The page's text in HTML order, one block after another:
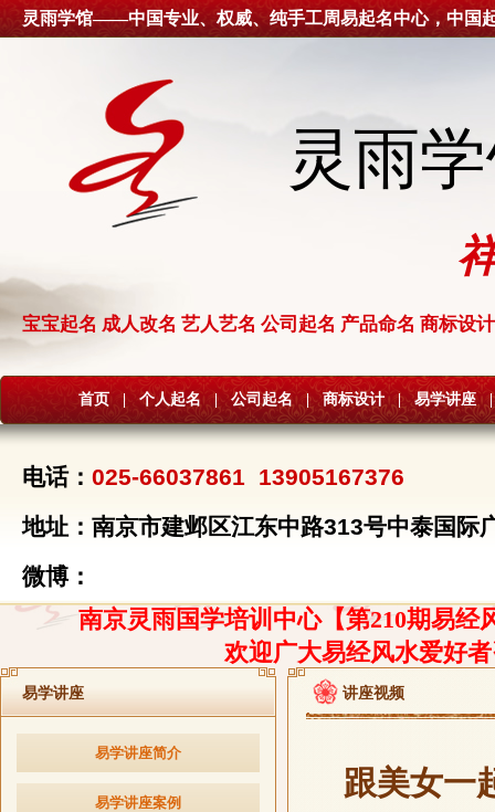
灵雨学馆——中国专业、权威、纯手工周易起名中心，中国
灵雨
宝宝起名 成人改名 艺人艺名 公司起名 产品命名 商标设计
首页 | 个人起名 | 公司起名 | 商标设计 | 易学讲座 |
电话： 025-66037861 13905167376
地址：南京市建邺区江东中路313号中泰国际
微博：
南京灵雨国学培训中心【第210期易经
欢迎广大易经风水爱好
易学讲座
易学讲座简介
易学讲座案例
讲座视频
跟美女一